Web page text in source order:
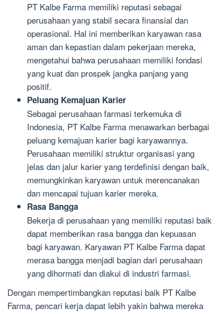
PT Kalbe Farma memiliki reputasi sebagai
perusahaan yang stabil secara finansial dan
operasional. Hal ini memberikan karyawan rasa
aman dan kepastian dalam pekerjaan mereka,
mengetahui bahwa perusahaan memiliki fondasi
yang kuat dan prospek jangka panjang yang
positif.
Peluang Kemajuan Karier
Sebagai perusahaan farmasi terkemuka di
Indonesia, PT Kalbe Farma menawarkan berbagai
peluang kemajuan karier bagi karyawannya.
Perusahaan memiliki struktur organisasi yang
jelas dan jalur karier yang terdefinisi dengan baik,
memungkinkan karyawan untuk merencanakan
dan mencapai tujuan karier mereka.
Rasa Bangga
Bekerja di perusahaan yang memiliki reputasi baik
dapat memberikan rasa bangga dan kepuasan
bagi karyawan. Karyawan PT Kalbe Farma dapat
merasa bangga menjadi bagian dari perusahaan
yang dihormati dan diakui di industri farmasi.
Dengan mempertimbangkan reputasi baik PT Kalbe
Farma, pencari kerja dapat lebih yakin bahwa mereka